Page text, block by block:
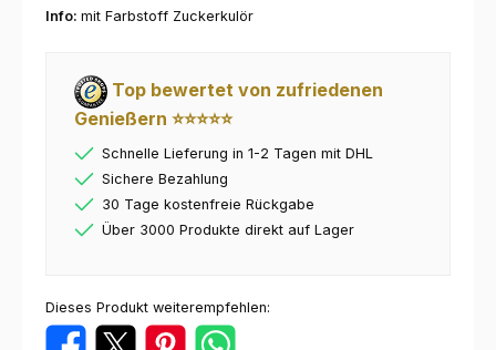
Info: mit Farbstoff Zuckerkulör
Top bewertet von zufriedenen
Genießern ⭐⭐⭐⭐⭐
Schnelle Lieferung in 1-2 Tagen mit DHL
Sichere Bezahlung
30 Tage kostenfreie Rückgabe
Über 3000 Produkte direkt auf Lager
Dieses Produkt weiterempfehlen: